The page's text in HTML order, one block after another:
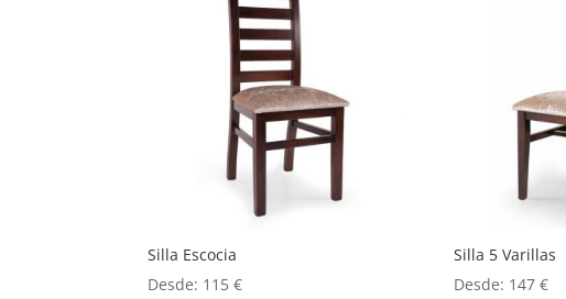
Silla Escocia
Desde: 115€
Silla 5 Varillas
Desde: 147€